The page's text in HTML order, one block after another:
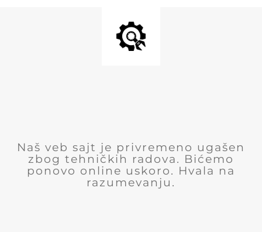
Naš veb sajt je privremeno ugašen
zbog tehničkih radova. Bićemo
ponovo online uskoro. Hvala na
razumevanju.